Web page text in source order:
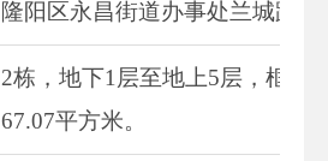
隆阳区永昌街道办事处兰城路
2栋，地下1层至地上5层，框架
67.07平方米。